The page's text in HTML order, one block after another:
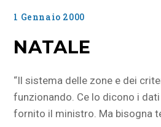
1 Gennaio 2000
NATALE
“Il sistema delle zone e dei
funzionando. Ce lo dicono i
fornito il ministro. Ma bisogna